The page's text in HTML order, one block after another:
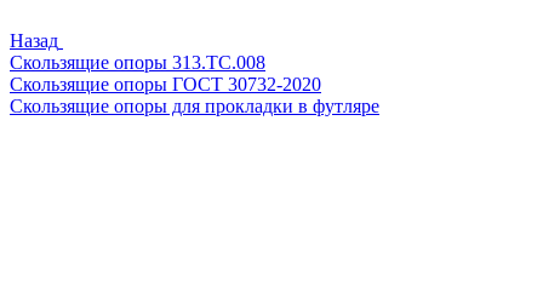
Назад
Скользящие опоры 313.ТС.008
Скользящие опоры ГОСТ 30732-2020
Скользящие опоры для прокладки в футляре